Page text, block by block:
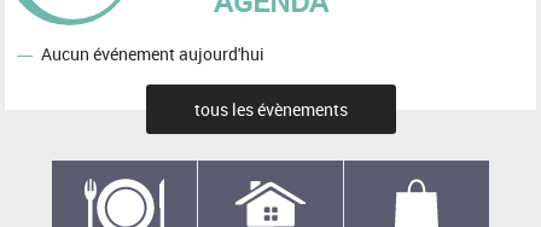
Aucun événement aujourd'hui
tous les évènements